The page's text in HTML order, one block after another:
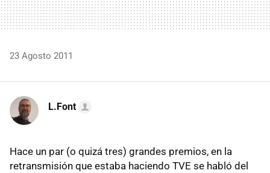
23 Agosto 2011
L.Font
Hace un par (o quizá tres) grandes premios, en la
retransmisión que estaba haciendo TVE se habló del